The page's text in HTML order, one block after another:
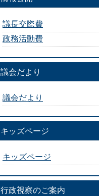
議長交際費
政務活動費
議会だより
議会だより
キッズページ
キッズページ
行政視察のご案内